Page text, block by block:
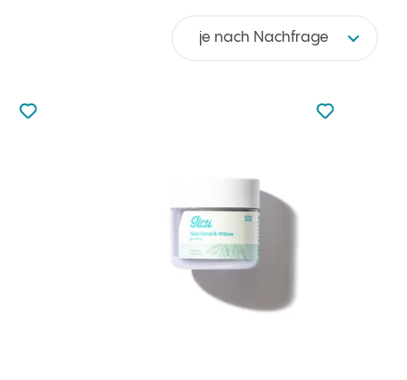
je nach Nachfrage
zu den Favoriten nicht hinzugefügt
zu Ihren Favoriten hinzufügen
zu den
zu Ihren